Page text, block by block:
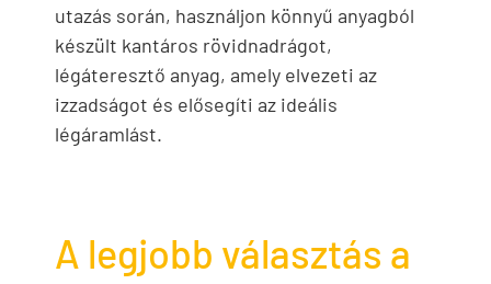
utazás során, használjon könnyű anyagból
készült kantáros rövidnadrágot,
légáteresztő anyag, amely elvezeti az
izzadságot és elősegíti az ideális
légáramlást.
A legjobb választás a